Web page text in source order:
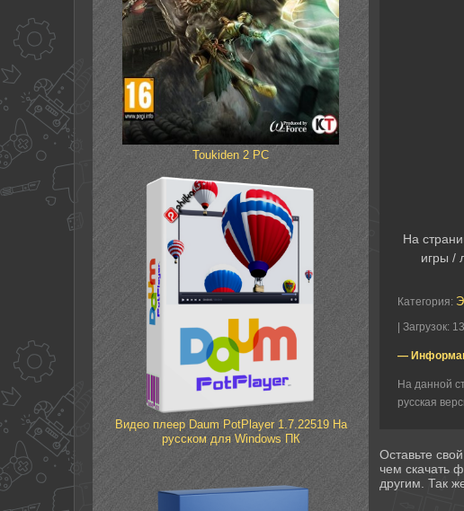
На
игры /
Категория:
Загрузок:
—
На данной
русская
Оставьте
чем скачать
другим. Так
Toukiden 2 PC
Видео плеер Daum PotPlayer 1.7.22519 На
русском для Windows ПК